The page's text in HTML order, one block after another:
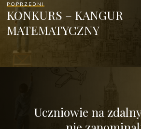
POPRZEDNI
KONKURS – KANGUR
MATEMATYCZNY
Uczniowie na